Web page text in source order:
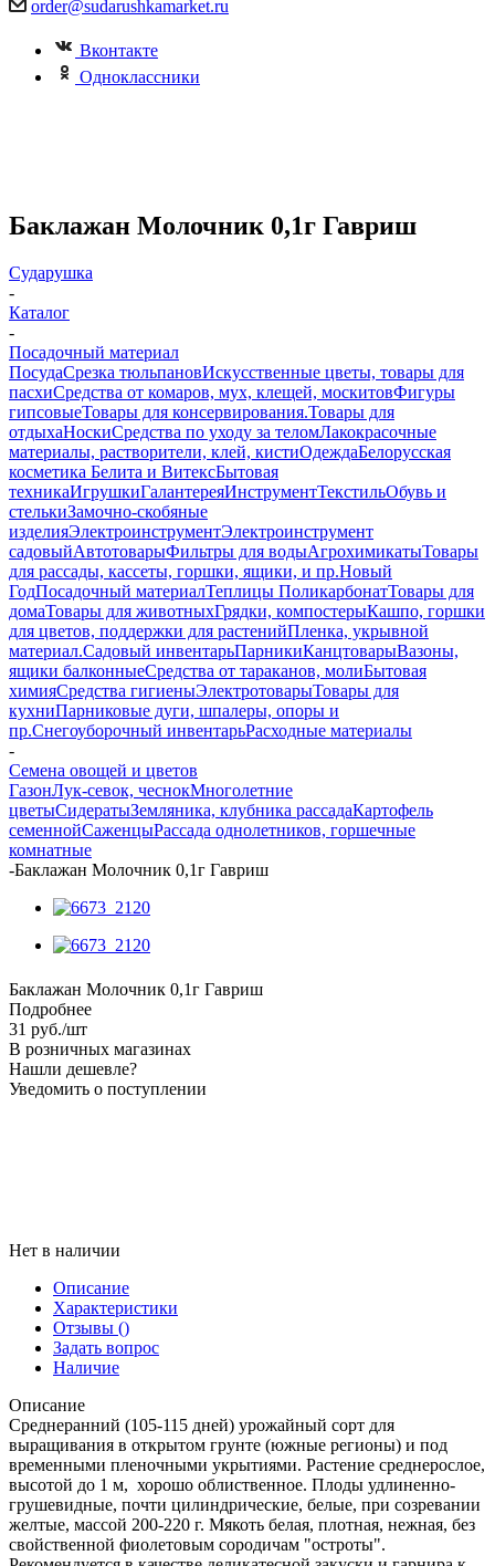
order@sudarushkamarket.ru
Вконтакте
Одноклассники
Баклажан Молочник 0,1г Гавриш
Сударушка
-
Каталог
-
Посадочный материал
ПосудаСрезка тюльпановИскусственные цветы, товары для
пасхиСредства от комаров, мух, клещей, москитовФигуры
гипсовыеТовары для консервирования.Товары для
отдыхаНоскиСредства по уходу за теломЛакокрасочные
материалы, растворители, клей, кистиОдеждаБелорусская
косметика Белита и ВитексБытовая
техникаИгрушкиГалантереяИнструментТекстильОбувь и
стелькиЗамочно-скобяные
изделияЭлектроинструментЭлектроинструмент
садовыйАвтотоварыФильтры для водыАгрохимикатыТовары
для рассады, кассеты, горшки, ящики, и пр.Новый
ГодПосадочный материалТеплицы ПоликарбонатТовары для
домаТовары для животныхГрядки, компостерыКашпо, горшки
для цветов, поддержки для растенийПленка, укрывной
материал.Садовый инвентарьПарникиКанцтоварыВазоны,
ящики балконныеСредства от тараканов, молиБытовая
химияСредства гигиеныЭлектротоварыТовары для
кухниПарниковые дуги, шпалеры, опоры и
пр.Снегоуборочный инвентарьРасходные материалы
-
Семена овощей и цветов
ГазонЛук-севок, чеснокМноголетние
цветыСидератыЗемляника, клубника рассадаКартофель
семеннойСаженцыРассада однолетников, горшечные
комнатные
-Баклажан Молочник 0,1г Гавриш
Баклажан Молочник 0,1г Гавриш
Подробнее
31 руб./шт
В розничных магазинах
Нашли дешевле?
Уведомить о поступлении
Нет в наличии
Описание
Характеристики
Отзывы ()
Задать вопрос
Наличие
Описание
Среднеранний (105-115 дней) урожайный сорт для
выращивания в открытом грунте (южные регионы) и под
временными пленочными укрытиями. Растение среднерослое,
высотой до 1 м, хорошо облиственное. Плоды удлиненно-
грушевидные, почти цилиндрические, белые, при созревании
желтые, массой 200-220 г. Мякоть белая, плотная, нежная, без
свойственной фиолетовым сородичам "остроты".